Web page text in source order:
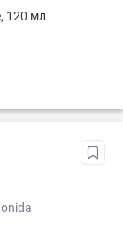
120 мл